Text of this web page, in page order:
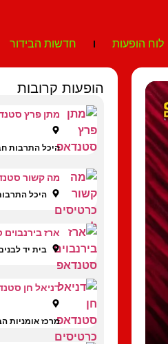
לוח הופעות חדשות הבידור
הופעות קרובות
מתן פרץ
היכל התרבות
מה קשור
היכל
ארז
בית יד
דניאל חן
מרכז אומניות